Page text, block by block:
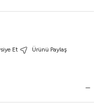
Et
Ürünü Paylaş